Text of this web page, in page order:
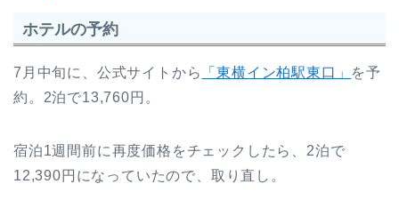
ホテルの予約
7月中旬に、公式サイトから 「東横イン柏駅東口」 を予
約。2泊で13,760円。
宿泊1週間前に再度価格をチェックしたら、2泊で
12,390円になっていたので、取り直し。